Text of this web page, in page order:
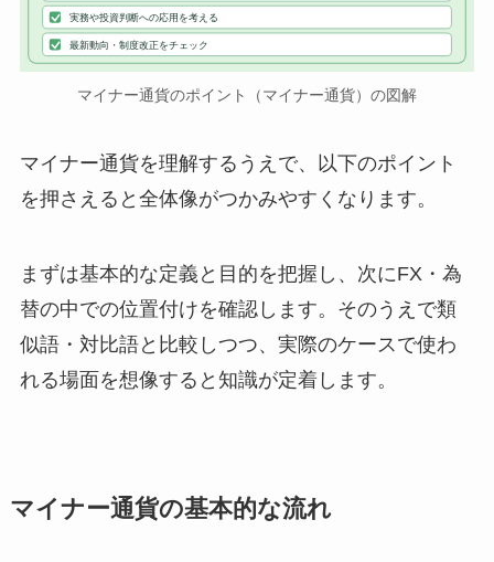
実務や投資判断への応用を考える
最新動向・制度改正をチェック
マイナー通貨のポイント（マイナー通貨）の図解
マイナー通貨を理解するうえで、以下のポイント
を押さえると全体像がつかみやすくなります。
まずは基本的な定義と目的を把握し、次にFX・為
替の中での位置付けを確認します。そのうえで類
似語・対比語と比較しつつ、実際のケースで使わ
れる場面を想像すると知識が定着します。
マイナー通貨の基本的な流れ